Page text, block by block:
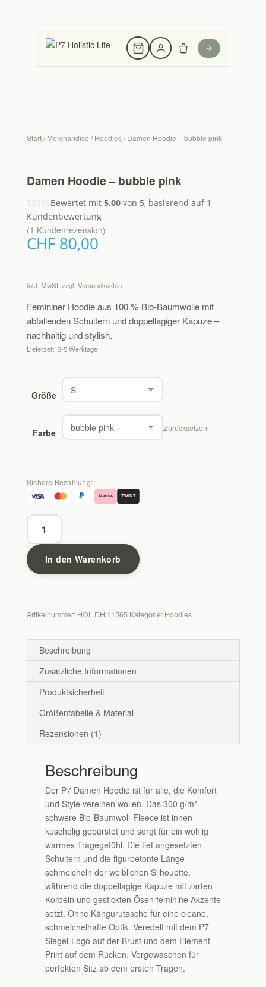
Start/Merchandise /Hoodies/ Damen Hoodie – bubble pink
Damen Hoodie – bubble pink
Bewertet mit 5.00von 5, basierend auf 1
Kundenbewertung
(1 Kundenrezension)
CHF80,00
inkl. MwSt. zzgl. Versandkosten
Femininer Hoodie aus 100 % Bio-Baumwolle mit
abfallenden Schultern und doppellagiger Kapuze –
nachhaltig und stylish.
Lieferzeit: 3-5 Werktage
Größe
Farbe Zurücksetzen
Sichere Bezahlung:
klarna. TWINT
Damen
Hoodie
–
bubble
pink
In den Warenkorb
Artikelnummer: HOL.DH.11565 Kategorie: Hoodies
Beschreibung
Zusätzliche Informationen
Produktsicherheit
Größentabelle & Material
Rezensionen (1)
Beschreibung
Der P7 Damen Hoodie ist für alle, die Komfort
und Style vereinen wollen. Das 300 g/m²
schwere Bio-Baumwoll-Fleece ist innen
kuschelig gebürstet und sorgt für ein wohlig
warmes Tragegefühl. Die tief angesetzten
Schultern und die figurbetonte Länge
schmeicheln der weiblichen Silhouette,
während die doppellagige Kapuze mit zarten
Kordeln und gestickten Ösen feminine Akzente
setzt. Ohne Kängurutasche für eine cleane,
schmeichelhafte Optik. Veredelt mit dem P7
Siegel-Logo auf der Brust und dem Element-
Print auf dem Rücken. Vorgewaschen für
perfekten Sitz ab dem ersten Tragen.